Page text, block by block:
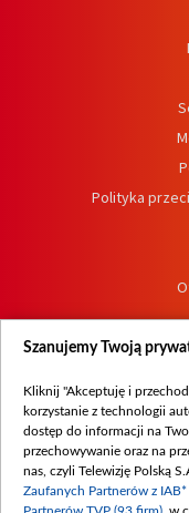
Polityka
Szanujemy Twoją
Kliknij "Akceptuję i
korzystanie z technologii
dostęp do informacji na
przechowywanie oraz na
nas, czyli Telewizję Polską
Zaufanych Partnerów z